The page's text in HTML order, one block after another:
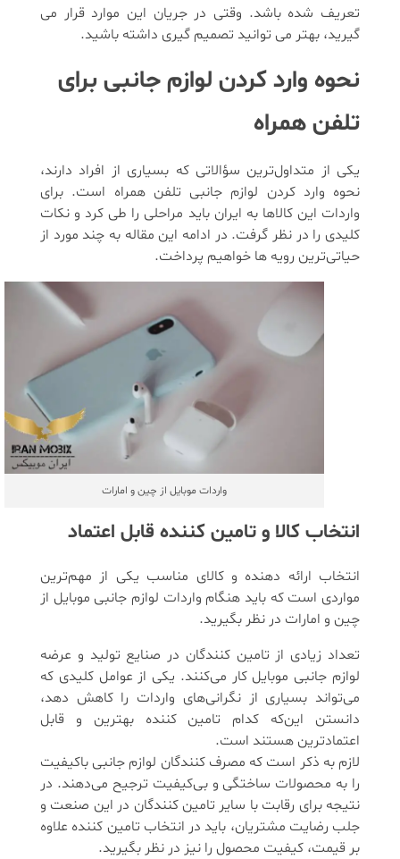
تعریف شده باشد. وقتی در جریان این موارد قرار می
گیرید، بهتر می توانید تصمیم گیری داشته باشید.
نحوه وارد کردن لوازم جانبی برای
تلفن همراه
یکی از متداول‌ترین سؤالاتی که بسیاری از افراد دارند،
نحوه وارد کردن لوازم جانبی تلفن همراه است. برای
واردات این کالاها به ایران باید مراحلی را طی کرد و نکات
کلیدی را در نظر گرفت. در ادامه این مقاله به چند مورد از
حیاتی‌ترین رویه ها خواهیم پرداخت.
واردات موبایل از چین و امارات
انتخاب کالا و تامین کننده قابل اعتماد
انتخاب ارائه دهنده و کالای مناسب یکی از مهم‌ترین
مواردی است که باید هنگام واردات لوازم جانبی موبایل از
چین و امارات در نظر بگیرید.
تعداد زیادی از تامین کنندگان در صنایع تولید و عرضه
لوازم جانبی موبایل کار می‌کنند. یکی از عوامل کلیدی که
می‌تواند بسیاری از نگرانی‌های واردات را کاهش دهد،
دانستن این‌که کدام تامین کننده بهترین و قابل
اعتمادترین هستند است.
لازم به ذکر است که مصرف کنندگان لوازم جانبی باکیفیت
را به محصولات ساختگی و بی‌کیفیت ترجیح می‌دهند. در
نتیجه برای رقابت با سایر تامین کنندگان در این صنعت و
جلب رضایت مشتریان، باید در انتخاب تامین کننده علاوه
بر قیمت، کیفیت محصول را نیز در نظر بگیرید.